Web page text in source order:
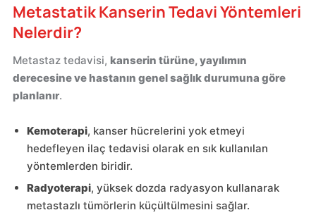
Metastatik Kanserin Tedavi Yöntemleri
Nelerdir?
Metastaz tedavisi, kanserin türüne, yayılımın
derecesine ve hastanın genel sağlık durumuna göre
planlanır.
Kemoterapi, kanser hücrelerini yok etmeyi
hedefleyen ilaç tedavisi olarak en sık kullanılan
yöntemlerden biridir.
Radyoterapi, yüksek dozda radyasyon kullanarak
metastazlı tümörlerin küçültülmesini sağlar.